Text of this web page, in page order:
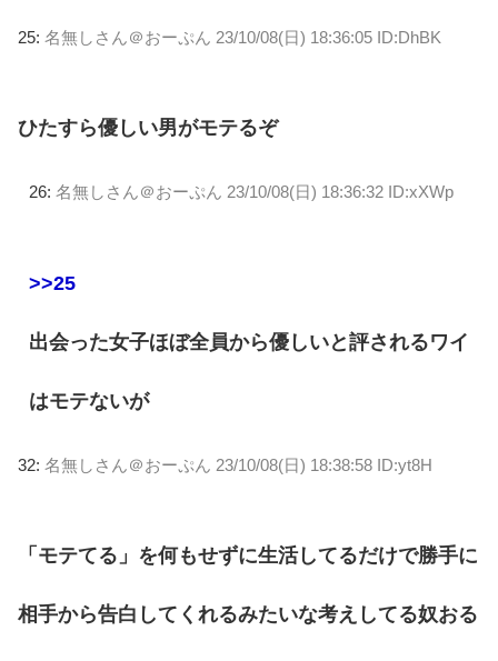
25: 名無しさん＠おーぷん 23/10/08(日) 18:36:05 ID:DhBK
ひたすら優しい男がモテるぞ
26: 名無しさん＠おーぷん 23/10/08(日) 18:36:32 ID:xXWp
>>25
出会った女子ほぼ全員から優しいと評されるワイ
はモテないが
32: 名無しさん＠おーぷん 23/10/08(日) 18:38:58 ID:yt8H
「モテてる」を何もせずに生活してるだけで勝手に
相手から告白してくれるみたいな考えしてる奴おる